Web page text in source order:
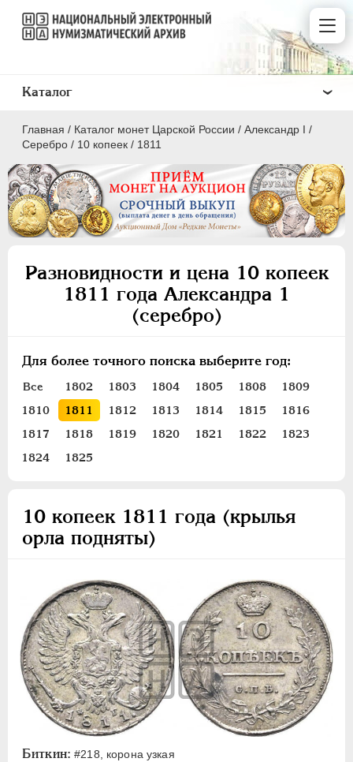
Главная / Каталог монет Царской России / Александр I /
Серебро / 10 копеек / 1811
Разновидности и цена 10 копеек
1811 года Александра 1
(серебро)
Для более точного поиска выберите год:
Все 1802 1803 1804 1805 1808
1809
1810
1811 1812 1813 1814 1815
1816
1817
1818 1819 1820 1821 1822
1823
1824
1825
10 копеек 1811 года (крылья
орла подняты)
Биткин: #218, корона узкая
Каталог
ПEТР I 1699 - 1725
ПЕТР II 1727-1729
АННА ИОАННОВНА 1730-1740
ИОАНН АНТОНОВИЧ 1740-1741
ПЕТР III 1762-1762
ЕКАТЕРИНА II
1762-1796
ПАВЕЛ I 1796-1801
АЛЕКСАНДР I
1801-1825
Золото
1 рубль
Полтина
20 копеек
10 копеек
5 копеек
Медь
Пробные и новодельные
Для Грузии
Для Польши